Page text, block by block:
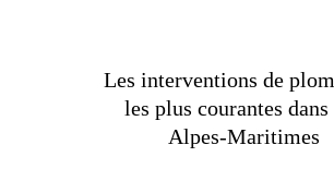
Les interventions de
les plus courantes dans
Alpes-Maritimes